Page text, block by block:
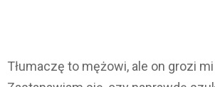
Tłumaczę to mężowi, ale on grozi